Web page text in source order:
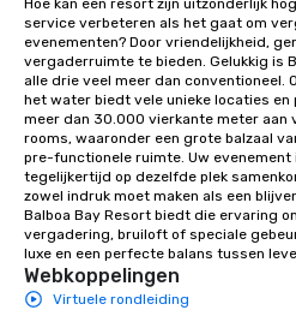
Bespoke Curation: From solo "Noir"
pianists to full "Big Band" Pop
orchestras. Versatile Repertoire: A
library of hundreds of modern hits
rearranged with syncopation,
and soul. ► Visual Sophistication: Our
performers reflect the "Nouveau"
aesthetic—classic elegance with a
modern edge. By choosing Pop
Nouveau Jazz, you aren't just
a band; you are securing an
immersive experience. We specialize
Hoe kan een resort zijn uitzonderlijk
service verbeteren als het gaat om
evenementen? Door vriendelijkheid,
vergaderruimte te bieden. Gelukkig is
alle drie veel meer dan conventioneel.
het water biedt vele unieke locaties
meer dan 30.000 vierkante meter aan
rooms, waaronder een grote balzaal
pre-functionele ruimte. Uw evenement
tegelijkertijd op dezelfde plek
zowel indruk moet maken als een
Balboa Bay Resort biedt die ervaring
vergadering, bruiloft of speciale
luxe en een perfecte balans tussen
Webkoppelingen
Virtuele rondleiding